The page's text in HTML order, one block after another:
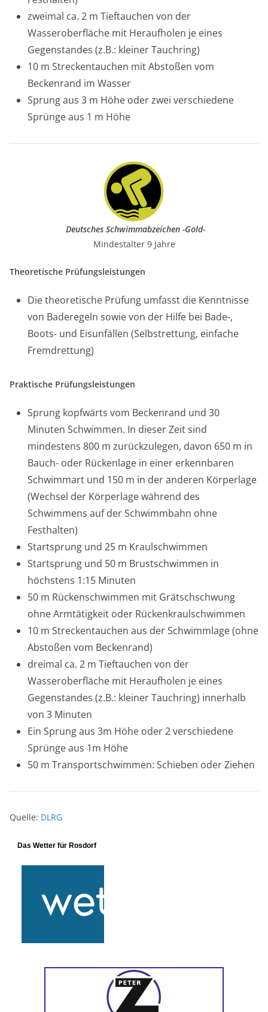
zweimal ca. 2 m Tieftauchen von der
Wasseroberfläche mit Heraufholen je eines
Gegenstandes (z.B.: kleiner Tauchring)
10 m Streckentauchen mit Abstoßen vom
Beckenrand im Wasser
Sprung aus 3 m Höhe oder zwei verschiedene
Sprünge aus 1 m Höhe
Deutsches Schwimmabzeichen -Gold-
Mindestalter 9 Jahre
Theoretische Prüfungsleistungen
Die theoretische Prüfung umfasst die Kenntnisse
von Baderegeln sowie von der Hilfe bei Bade-,
Boots- und Eisunfällen (Selbstrettung, einfache
Fremdrettung)
Praktische Prüfungsleistungen
Sprung kopfwärts vom Beckenrand und 30
Minuten Schwimmen. In dieser Zeit sind
mindestens 800 m zurückzulegen, davon 650 m in
Bauch- oder Rückenlage in einer erkennbaren
Schwimmart und 150 m in der anderen Körperlage
(Wechsel der Körperlage während des
Schwimmens auf der Schwimmbahn ohne
Festhalten)
Startsprung und 25 m Kraulschwimmen
Startsprung und 50 m Brustschwimmen in
höchstens 1:15 Minuten
50 m Rückenschwimmen mit Grätschschwung
ohne Armtätigkeit oder Rückenkraulschwimmen
10 m Streckentauchen aus der Schwimmlage (ohne
Abstoßen vom Beckenrand)
dreimal ca. 2 m Tieftauchen von der
Wasseroberfläche mit Heraufholen je eines
Gegenstandes (z.B.: kleiner Tauchring) innerhalb
von 3 Minuten
Ein Sprung aus 3m Höhe oder 2 verschiedene
Sprünge aus 1m Höhe
50 m Transportschwimmen: Schieben oder Ziehen
Quelle: DLRG
Das Wetter für Rosdorf